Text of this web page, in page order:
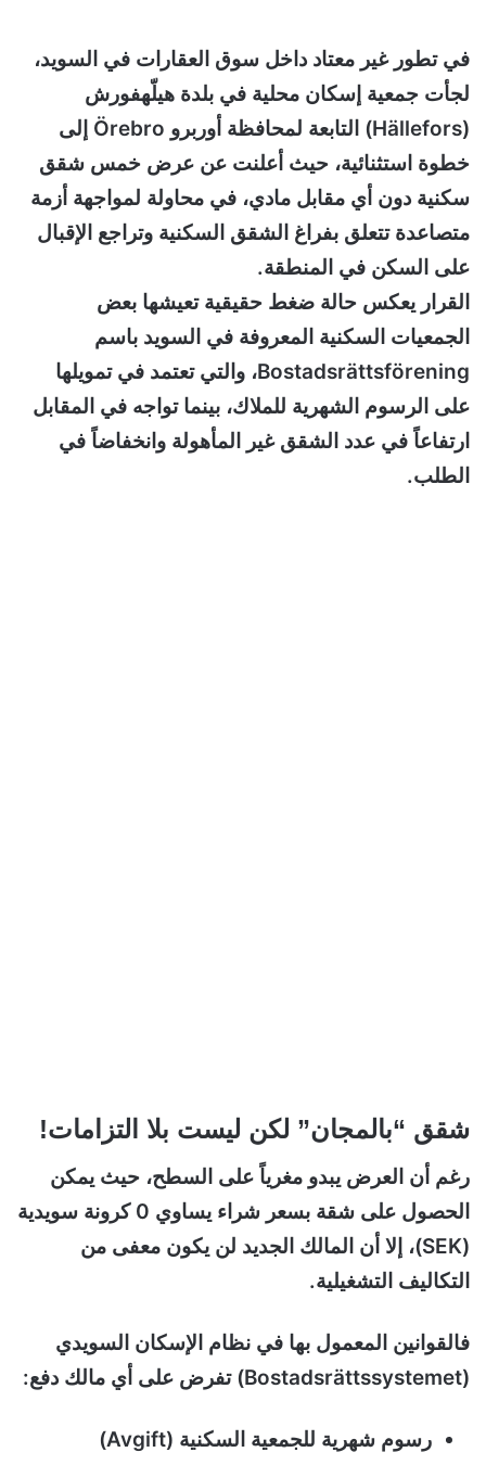
في تطور غير معتاد داخل سوق العقارات في السويد،
لجأت جمعية إسكان محلية في بلدة هيلّهفورش
(Hällefors) التابعة لمحافظة أوربرو Örebro إلى
خطوة استثنائية، حيث أعلنت عن عرض خمس شقق
سكنية دون أي مقابل مادي، في محاولة لمواجهة أزمة
متصاعدة تتعلق بفراغ الشقق السكنية وتراجع الإقبال
على السكن في المنطقة.
القرار يعكس حالة ضغط حقيقية تعيشها بعض
الجمعيات السكنية المعروفة في السويد باسم
Bostadsrättsförening، والتي تعتمد في تمويلها
على الرسوم الشهرية للملاك، بينما تواجه في المقابل
ارتفاعاً في عدد الشقق غير المأهولة وانخفاضاً في
الطلب.
شقق “بالمجان” لكن ليست بلا التزامات!
رغم أن العرض يبدو مغرياً على السطح، حيث يمكن
الحصول على شقة بسعر شراء يساوي 0 كرونة سويدية
(SEK)، إلا أن المالك الجديد لن يكون معفى من
التكاليف التشغيلية.
فالقوانين المعمول بها في نظام الإسكان السويدي
(Bostadsrättssystemet) تفرض على أي مالك دفع:
رسوم شهرية للجمعية السكنية (Avgift)